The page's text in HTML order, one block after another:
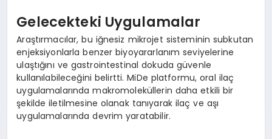
Gelecekteki Uygulamalar
Araştırmacılar, bu iğnesiz mikrojet sisteminin subkutan
enjeksiyonlarla benzer biyoyararlanım seviyelerine
ulaştığını ve gastrointestinal dokuda güvenle
kullanılabileceğini belirtti. MiDe platformu, oral ilaç
uygulamalarında makromoleküllerin daha etkili bir
şekilde iletilmesine olanak tanıyarak ilaç ve aşı
uygulamalarında devrim yaratabilir.